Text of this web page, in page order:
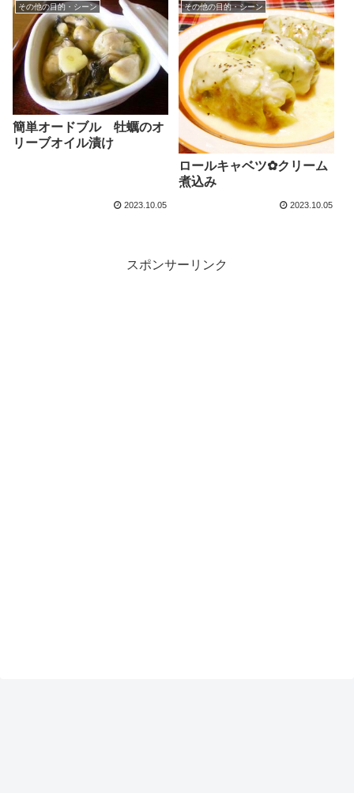
その他の目的・シーン
簡単オードブル 牡蠣のオ
リーブオイル漬け
2023.10.05
その他の目的・シーン
ロールキャベツ✿クリーム
煮込み
2023.10.05
スポンサーリンク